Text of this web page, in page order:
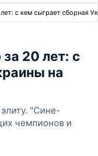
с кем сыграет сборная
20 лет: с
на
"Сине-
чемпионов и